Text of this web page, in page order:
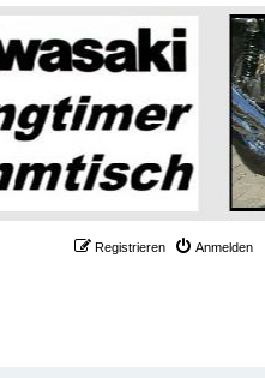
Anmelden
Registrieren